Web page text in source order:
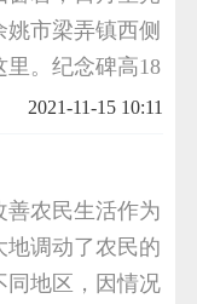
市梁弄镇西侧
。纪念碑高18
题写的革命烈
2021-11-15 10:11
善农民生活作为
地调动了农民的
同地区，因情况